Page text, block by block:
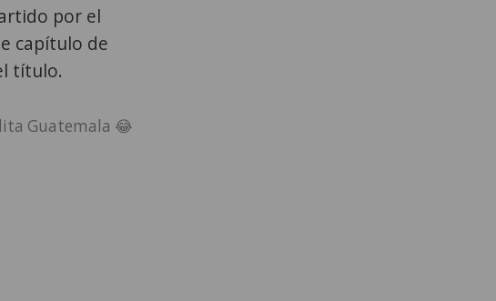
por el
capítulo de
título.
Guatemala 😂